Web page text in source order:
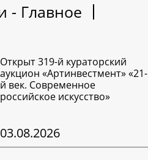
- Главное
Открыт 319-й кураторский
аукцион «Артинвестмент» «21-
й век. Современное
российское искусство»
03.08.2026